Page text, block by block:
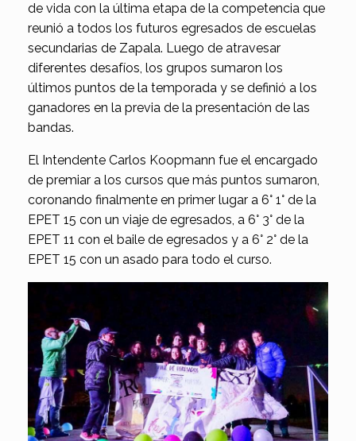
de vida con la última etapa de la competencia que
reunió a todos los futuros egresados de escuelas
secundarias de Zapala. Luego de atravesar
diferentes desafíos, los grupos sumaron los
últimos puntos de la temporada y se definió a los
ganadores en la previa de la presentación de las
bandas.
El Intendente Carlos Koopmann fue el encargado
de premiar a los cursos que más puntos sumaron,
coronando finalmente en primer lugar a 6° 1° de la
EPET 15 con un viaje de egresados, a 6° 3° de la
EPET 11 con el baile de egresados y a 6° 2° de la
EPET 15 con un asado para todo el curso.